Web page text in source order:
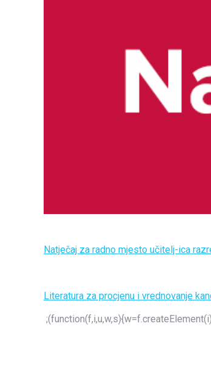
Natječaj za radno mjesto učitelj-ica
Literatura za procjenu i vrednovanje